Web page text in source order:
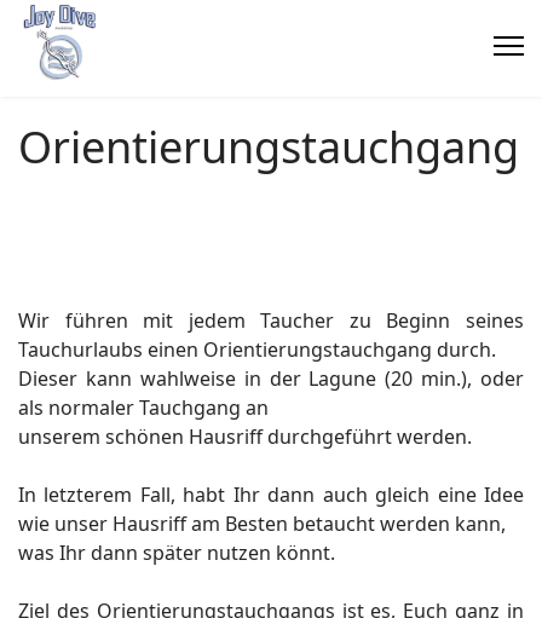
Orientierungstauchgang
Wir führen mit jedem Taucher zu Beginn seines
Tauchurlaubs einen Orientierungstauchgang durch.
Dieser kann wahlweise in der Lagune (20 min.), oder
als normaler Tauchgang an
unserem schönen Hausriff durchgeführt werden.
In letzterem Fall, habt Ihr dann auch gleich eine Idee
wie unser Hausriff am Besten betaucht werden kann,
was Ihr dann später nutzen könnt.
Ziel des Orientierungstauchgangs ist es, Euch ganz in